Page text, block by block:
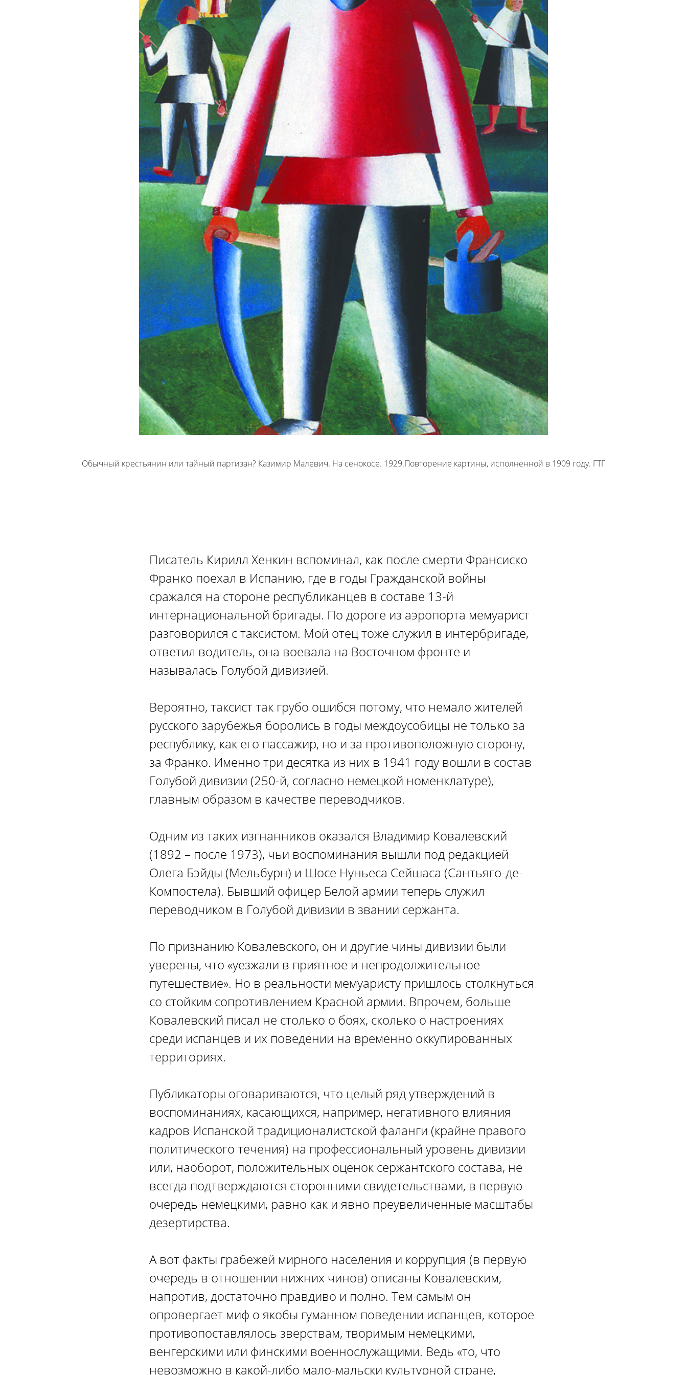
Обычный крестьянин или тайный партизан? Казимир Малевич. На сенокосе. 1929.Повторение картины, исполненной в 1909 году. ГТГ
Писатель Кирилл Хенкин вспоминал, как после смерти Франсиско
Франко поехал в Испанию, где в годы Гражданской войны
сражался на стороне республиканцев в составе 13-й
интернациональной бригады. По дороге из аэропорта мемуарист
разговорился с таксистом. Мой отец тоже служил в интербригаде,
ответил водитель, она воевала на Восточном фронте и
называлась Голубой дивизией.
Вероятно, таксист так грубо ошибся потому, что немало жителей
русского зарубежья боролись в годы междоусобицы не только за
республику, как его пассажир, но и за противоположную сторону,
за Франко. Именно три десятка из них в 1941 году вошли в состав
Голубой дивизии (250-й, согласно немецкой номенклатуре),
главным образом в качестве переводчиков.
Одним из таких изгнанников оказался Владимир Ковалевский
(1892 – после 1973), чьи воспоминания вышли под редакцией
Олега Бэйды (Мельбурн) и Шосе Нуньеса Сейшаса (Сантьяго-де-
Компостела). Бывший офицер Белой армии теперь служил
переводчиком в Голубой дивизии в звании сержанта.
По признанию Ковалевского, он и другие чины дивизии были
уверены, что «уезжали в приятное и непродолжительное
путешествие». Но в реальности мемуаристу пришлось столкнуться
со стойким сопротивлением Красной армии. Впрочем, больше
Ковалевский писал не столько о боях, сколько о настроениях
среди испанцев и их поведении на временно оккупированных
территориях.
Публикаторы оговариваются, что целый ряд утверждений в
воспоминаниях, касающихся, например, негативного влияния
кадров Испанской традиционалистской фаланги (крайне правого
политического течения) на профессиональный уровень дивизии
или, наоборот, положительных оценок сержантского состава, не
всегда подтверждаются сторонними свидетельствами, в первую
очередь немецкими, равно как и явно преувеличенные масштабы
дезертирства.
А вот факты грабежей мирного населения и коррупция (в первую
очередь в отношении нижних чинов) описаны Ковалевским,
напротив, достаточно правдиво и полно. Тем самым он
опровергает миф о якобы гуманном поведении испанцев, которое
противопоставлялось зверствам, творимым немецкими,
венгерскими или финскими военнослужащими. Ведь «то, что
невозможно в какой-либо мало-мальски культурной стране,